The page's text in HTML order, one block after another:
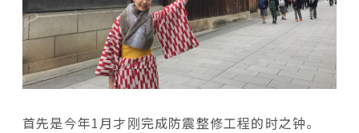
首先是今年1月才刚完成防震整修工程的时之钟。